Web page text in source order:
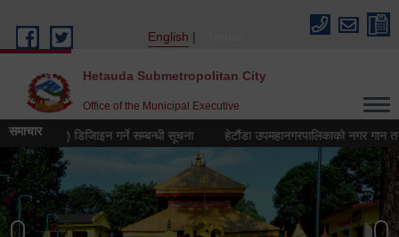
English
Hetauda Submetropolitan City
Office of the Municipal Executive
समाचार
(लोगो) डिजिाइन गर्ने सम्बन्धी सूचना हेटौंडा उपमहानगरपालिकाको नगर गान तयार